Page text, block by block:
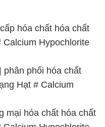
phối hóa chất
Hạt # Calcium
mại hóa chất hóa chất
Hypochlorite
cung cấp hóa chất
Hạt # Calcium